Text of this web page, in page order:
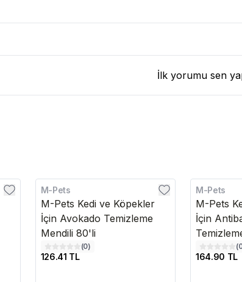
İlk yorumu sen
M-Pets
M-Pets Kedi ve Köpekler
İçin Avokado Temizleme
Mendili 80'li
(0)
126.41 TL
M-Pets
M-Pets
İçin
(
164.90 TL